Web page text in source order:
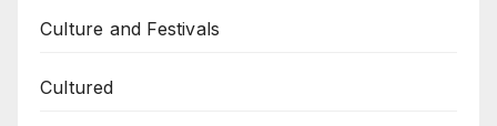
Culture and Festivals
Cultured